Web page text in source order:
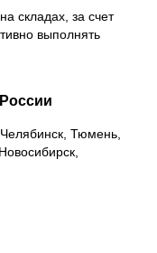
складах, за счет
выполнять
Тюмень,